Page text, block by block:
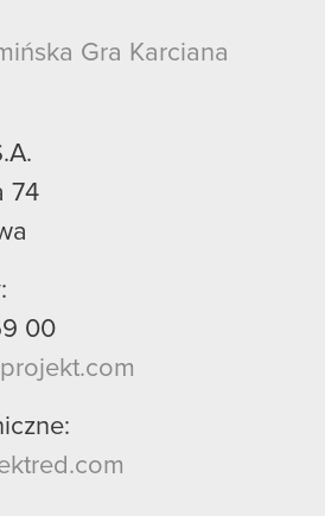
Gra Karciana
74
00